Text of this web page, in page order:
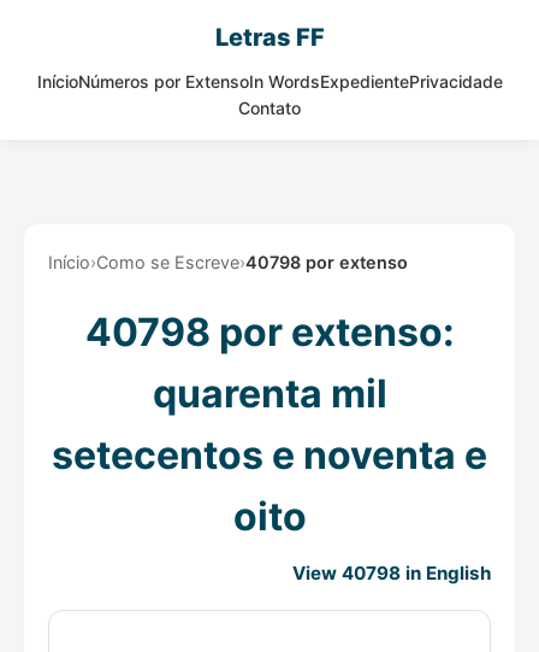
Letras FF
InícioNúmeros por ExtensoIn WordsExpedientePrivacidade
Contato
Início›Como se Escreve›40798 por extenso
40798 por extenso:
quarenta mil
setecentos e noventa e
oito
View 40798 in English